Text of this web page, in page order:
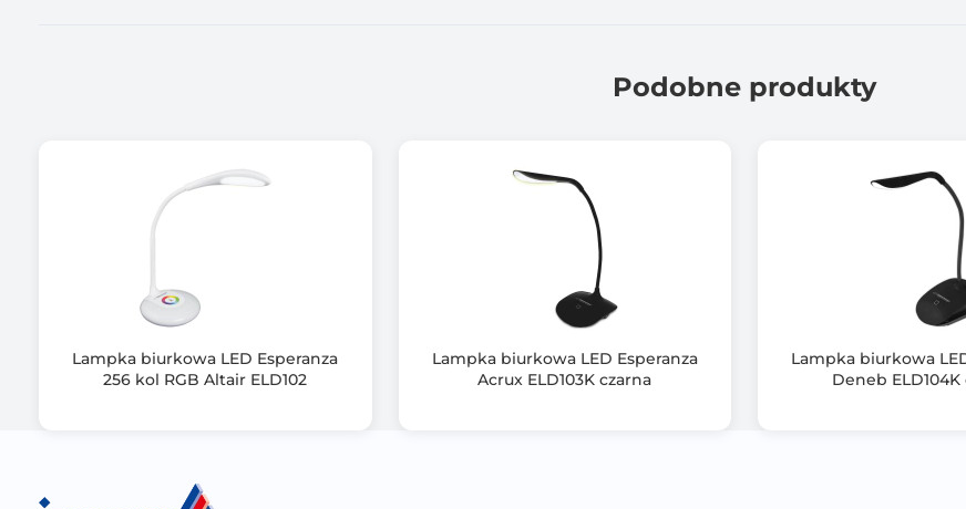
Podobne produkty
Lampka biurkowa LED Esperanza
256 kol RGB Altair ELD102
Lampka biurkowa LED Esperanza
Acrux ELD103K czarna
Lampka biurkowa
Deneb ELD104K